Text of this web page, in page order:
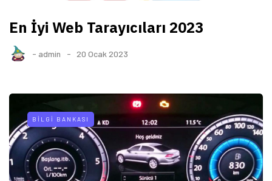
En İyi Web Tarayıcıları 2023
- admin 20 Ocak 2023
BILGI BANKASI